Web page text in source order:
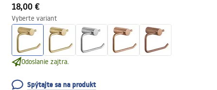
18,00 €
Vyberte variant
Odoslanie zajtra.
Spýtajte sa na produkt